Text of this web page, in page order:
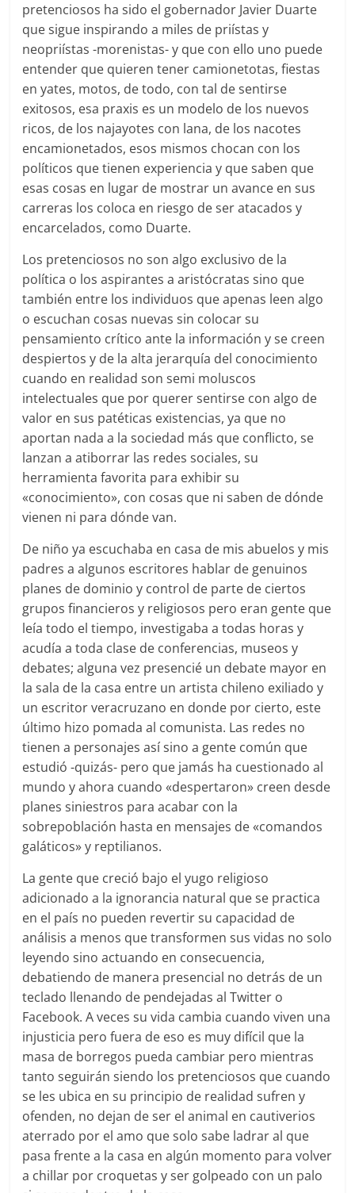
pretenciosos ha sido el gobernador Javier Duarte
que sigue inspirando a miles de priístas y
neopriístas -morenistas- y que con ello uno puede
entender que quieren tener camionetotas, fiestas
en yates, motos, de todo, con tal de sentirse
exitosos, esa praxis es un modelo de los nuevos
ricos, de los najayotes con lana, de los nacotes
encamionetados, esos mismos chocan con los
políticos que tienen experiencia y que saben que
esas cosas en lugar de mostrar un avance en sus
carreras los coloca en riesgo de ser atacados y
encarcelados, como Duarte.
Los pretenciosos no son algo exclusivo de la
política o los aspirantes a aristócratas sino que
también entre los individuos que apenas leen algo
o escuchan cosas nuevas sin colocar su
pensamiento crítico ante la información y se creen
despiertos y de la alta jerarquía del conocimiento
cuando en realidad son semi moluscos
intelectuales que por querer sentirse con algo de
valor en sus patéticas existencias, ya que no
aportan nada a la sociedad más que conflicto, se
lanzan a atiborrar las redes sociales, su
herramienta favorita para exhibir su
«conocimiento», con cosas que ni saben de dónde
vienen ni para dónde van.
De niño ya escuchaba en casa de mis abuelos y mis
padres a algunos escritores hablar de genuinos
planes de dominio y control de parte de ciertos
grupos financieros y religiosos pero eran gente que
leía todo el tiempo, investigaba a todas horas y
acudía a toda clase de conferencias, museos y
debates; alguna vez presencié un debate mayor en
la sala de la casa entre un artista chileno exiliado y
un escritor veracruzano en donde por cierto, este
último hizo pomada al comunista. Las redes no
tienen a personajes así sino a gente común que
estudió -quizás- pero que jamás ha cuestionado al
mundo y ahora cuando «despertaron» creen desde
planes siniestros para acabar con la
sobrepoblación hasta en mensajes de «comandos
galáticos» y reptilianos.
La gente que creció bajo el yugo religioso
adicionado a la ignorancia natural que se practica
en el país no pueden revertir su capacidad de
análisis a menos que transformen sus vidas no solo
leyendo sino actuando en consecuencia,
debatiendo de manera presencial no detrás de un
teclado llenando de pendejadas al Twitter o
Facebook. A veces su vida cambia cuando viven una
injusticia pero fuera de eso es muy difícil que la
masa de borregos pueda cambiar pero mientras
tanto seguirán siendo los pretenciosos que cuando
se les ubica en su principio de realidad sufren y
ofenden, no dejan de ser el animal en cautiverios
aterrado por el amo que solo sabe ladrar al que
pasa frente a la casa en algún momento para volver
a chillar por croquetas y ser golpeado con un palo